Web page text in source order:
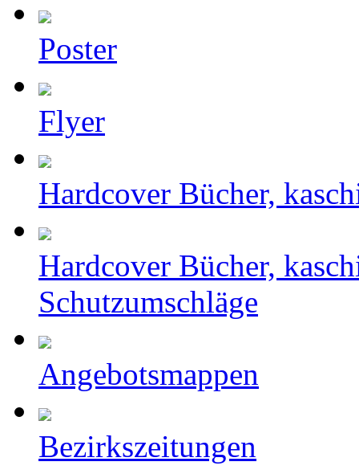
Poster
Flyer
Hardcover Bücher,
Hardcover Bücher,
Schutzumschläge
Angebotsmappen
Bezirkszeitungen